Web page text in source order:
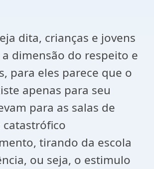
dita, crianças e jovens
dimensão do respeito e
para eles parece que o
apenas para seu
para as salas de
catastrófico
tirando da escola
ou seja, o estimulo